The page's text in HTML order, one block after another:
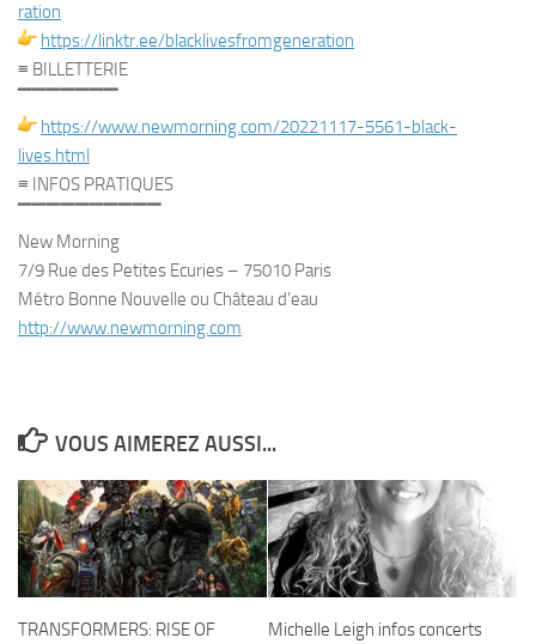
ration
https://linktr.ee/blacklivesfromgeneration
≡ BILLETTERIE
▔▔▔▔▔▔▔
https://www.newmorning.com/20221117-5561-black-
lives.html
≡ INFOS PRATIQUES
▔▔▔▔▔▔▔▔▔▔
New Morning
7/9 Rue des Petites Ecuries – 75010 Paris
Métro Bonne Nouvelle ou Château d’eau
http://www.newmorning.com
VOUS AIMEREZ AUSSI...
TRANSFORMERS: RISE OF
Michelle Leigh infos concerts